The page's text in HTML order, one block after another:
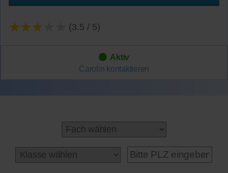
★★★★★ (3.5 / 5)
Aktiv
Carolin kontaktieren